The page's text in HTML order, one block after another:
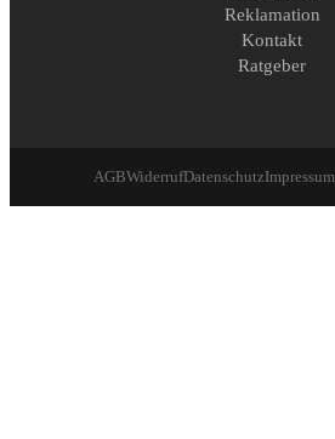
Reklamation
Kontakt
Ratgeber
AGBWiderrufDatenschutzImpressum